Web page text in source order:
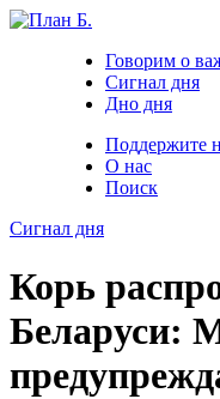
Говорим о
Сигнал дня
Дно дня
Поддержите
О нас
Поиск
Сигнал дня
Корь
Беларуси: